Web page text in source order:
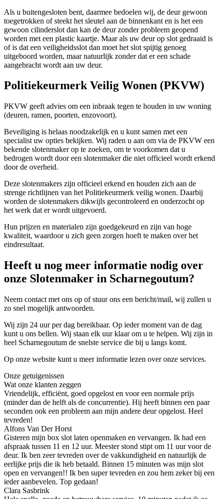
Als u buitengesloten bent, daarmee bedoelen wij, de deur gewoon
toegetrokken of steekt het sleutel aan de binnenkant en is het een
gewoon cilinderslot dan kan de deur zonder probleem geopend
worden met een plastic kaartje. Maar als uw deur op slot gedraaid is
of is dat een veiligheidsslot dan moet het slot spijtig genoeg
uitgeboord worden, maar natuurlijk zonder dat er een schade
aangebracht wordt aan uw deur.
Politiekeurmerk Veilig Wonen (PKVW)
PKVW geeft advies om een inbraak tegen te houden in uw woning
(deuren, ramen, poorten, enzovoort).
Beveiliging is helaas noodzakelijk en u kunt samen met een
specialist uw opties bekijken. Wij raden u aan om via de PKVW een
bekende slotenmaker op te zoeken, om te voorkomen dat u
bedrogen wordt door een slotenmaker die niet officieel wordt erkend
door de overheid.
Deze slotenmakers zijn officieel erkend en houden zich aan de
strenge richtlijnen van het Politiekeurmerk veilig wonen. Daarbij
worden de slotenmakers dikwijls gecontroleerd en onderzocht op
het werk dat er wordt uitgevoerd.
Hun prijzen en materialen zijn goedgekeurd en zijn van hoge
kwaliteit, waardoor u zich geen zorgen hoeft te maken over het
eindresultaat.
Heeft u nog meer informatie nodig over
onze Slotenmaker in Scharnegoutum?
Neem contact met ons op of stuur ons een bericht/mail, wij zullen u
zo snel mogelijk antwoorden.
Wij zijn 24 uur per dag bereikbaar. Op ieder moment van de dag
kunt u ons bellen. Wij staan elk uur klaar om u te helpen. Wij zijn in
heel Scharnegoutum de snelste service die bij u langs komt.
Op onze website kunt u meer informatie lezen over onze services.
Onze getuigenissen
Wat onze klanten zeggen
Vriendelijk, efficiënt, goed opgelost en voor een normale prijs
(minder dan de helft als de concurrentie). Hij heeft binnen een paar
seconden ook een probleem aan mijn andere deur opgelost. Heel
tevreden!
Alfons Van Der Horst
Gisteren mijn box slot laten openmaken en vervangen. Ik had een
afspraak tussen 11 en 12 uur. Meester stond stipt om 11 uur voor de
deur. Ik ben zeer tevreden over de vakkundigheid en natuurlijk de
eerlijke prijs die ik heb betaald. Binnen 15 minuten was mijn slot
open en vervangen!! Ik ben super tevreden en zou hem zeker bij een
ieder aanbevelen. Top gedaan!
Clara Sasbrink